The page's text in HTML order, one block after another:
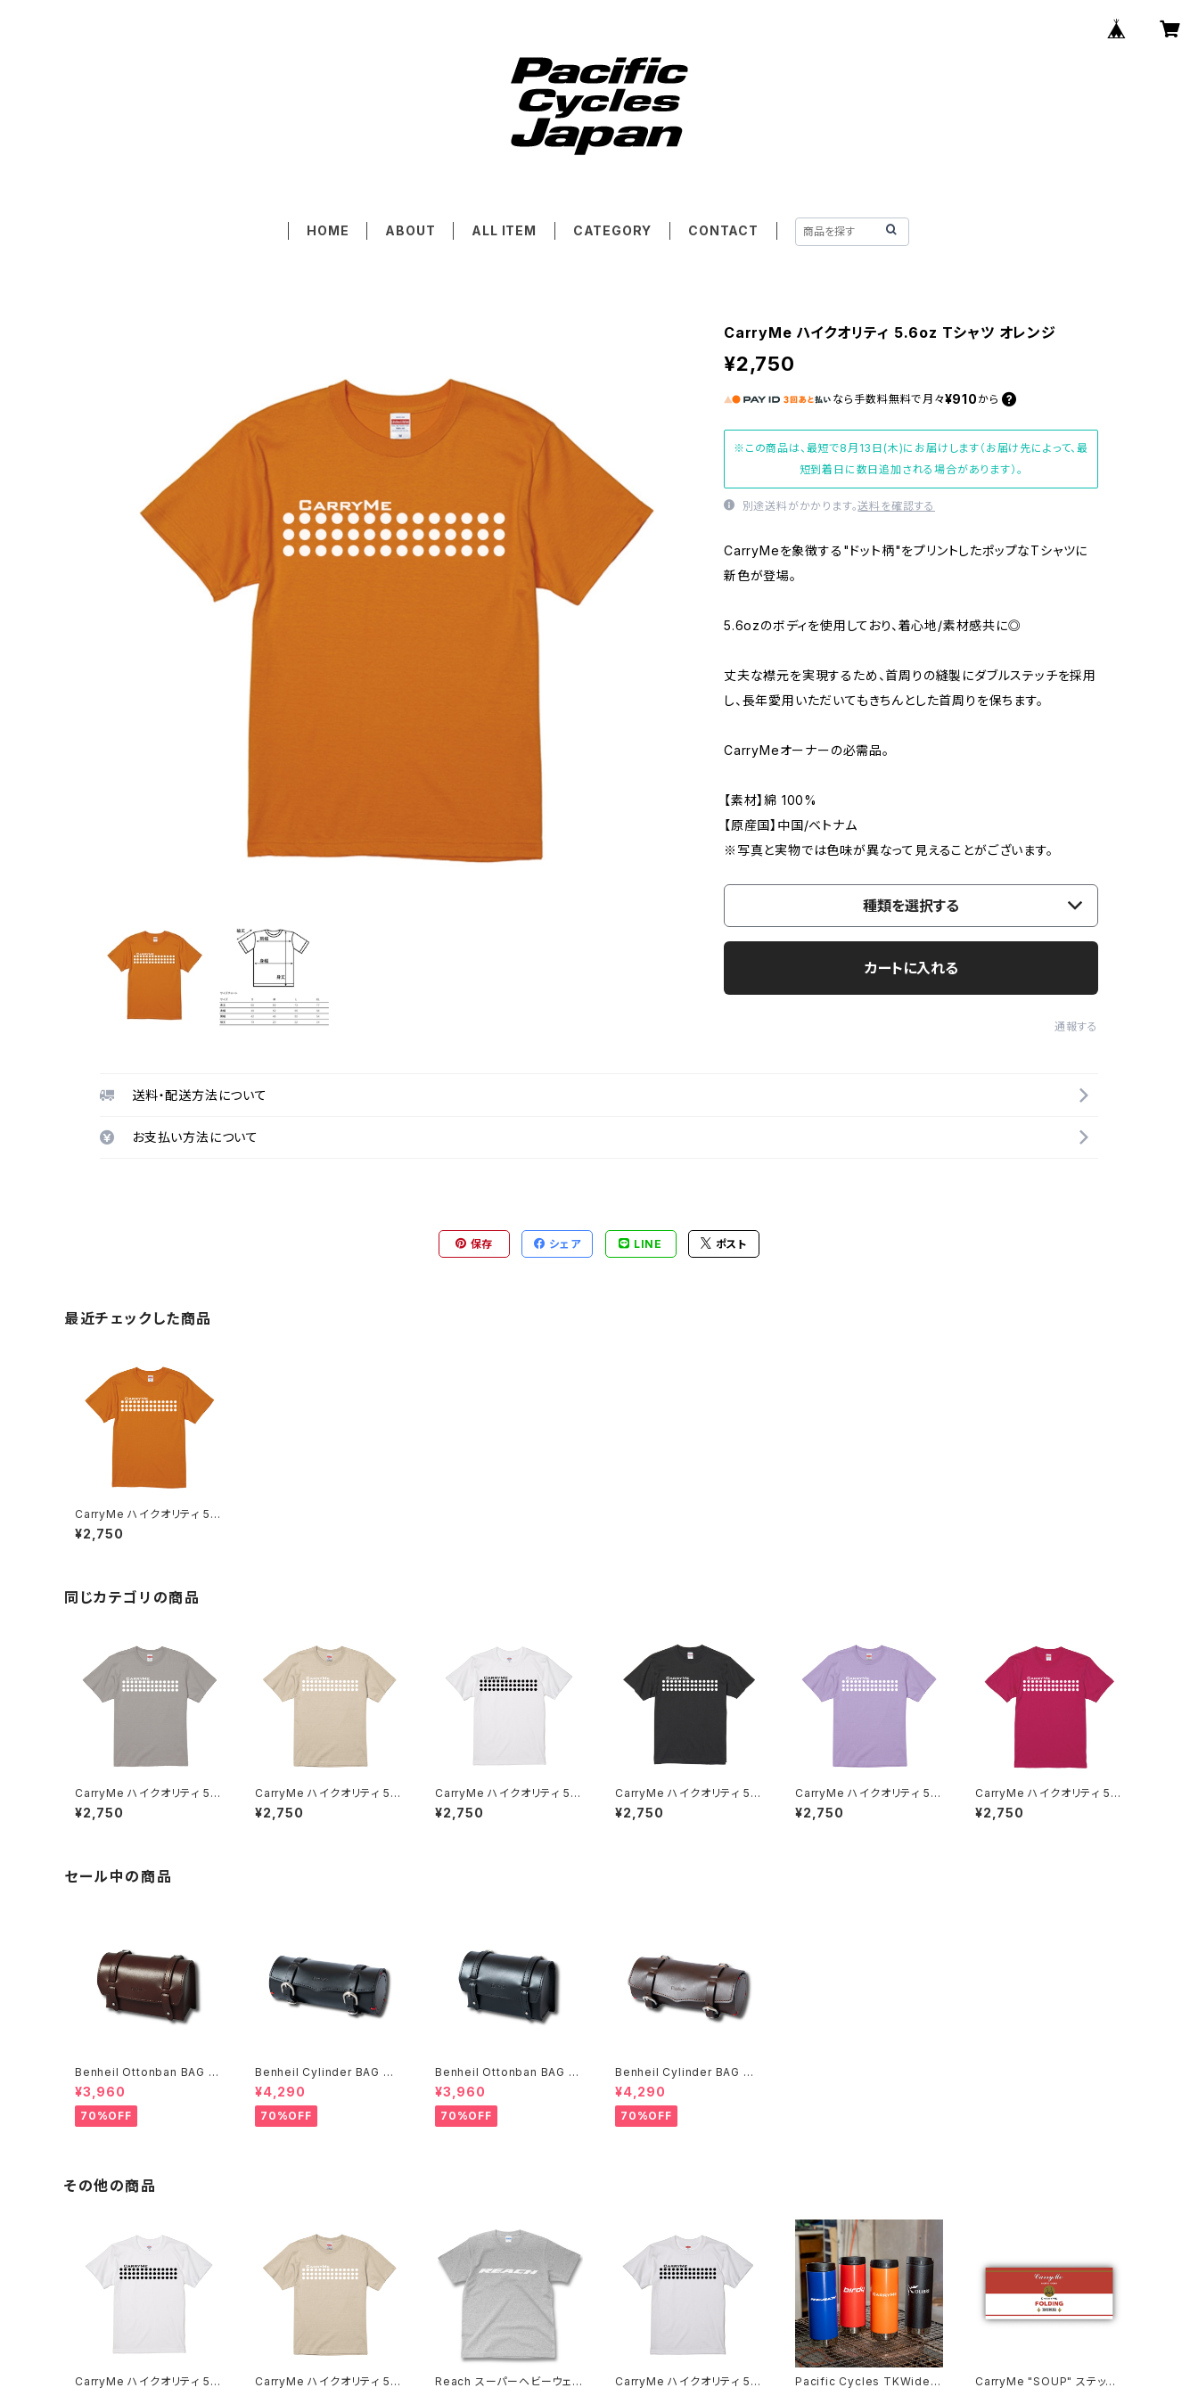
HOME ABOUT ALL ITEM CATEGORY CONTACT
CarryMe ハイクオリティ 5.6oz Tシャツ オレンジ
¥2,750
なら 手数料無料で 月々¥910 から
※この商品は、最短で8月13日(木)にお届けします（お届け先によって、最
短到着日に数日追加される場合があります）。
別途送料がかかります。送料を確認する
CarryMeを象徴する"ドット柄"をプリントしたポップなTシャツに
新色が登場。
5.6ozのボディを使用しており、着心地/素材感共に◎
丈夫な襟元を実現するため、首周りの縫製にダブルステッチを採用
し、長年愛用いただいてもきちんとした首周りを保ちます。
CarryMeオーナーの必需品。
【素材】綿 100%
【原産国】中国/ベトナム
※写真と実物では色味が異なって見えることがございます。
種類を選択する
カートに入れる
通報する
送料・配送方法について
お支払い方法について
保存 シェア LINE ポスト
最近チェックした商品
CarryMe ハイクオリティ 5.6
oz Tシャツ オレンジ
¥2,750
同じカテゴリの商品
CarryMe ハイクオリティ 5.6
oz Tシャツ マットルナグレー
¥2,750
CarryMe ハイクオリティ 5.6
oz Tシャツ キャメルブラウン
¥2,750
CarryMe ハイクオリティ 5.6
oz Tシャツ ホワイト
¥2,750
CarryMe ハイクオリティ 5.6
oz Tシャツ グラファイト
¥2,750
CarryMe ハイクオリティ 5.6
oz Tシャツ スミレ
¥2,750
CarryMe ハイクオリティ 5.6
oz Tシャツ ルージュピンク
¥2,750
セール中の商品
Benheil Ottonban BAG ブ
ラウン
¥3,960
70%OFF
Benheil Cylinder BAG ブ
ラック
¥4,290
70%OFF
Benheil Ottonban BAG ブ
ラック
¥3,960
70%OFF
Benheil Cylinder BAG ブ
ラウン
¥4,290
70%OFF
その他の商品
CarryMe ハイクオリティ 5.6
CarryMe ハイクオリティ 5.6
Reach スーパーヘビーウェイ
CarryMe ハイクオリティ 5.6
Pacific Cycles TKWide 1
CarryMe "SOUP" ステッカ